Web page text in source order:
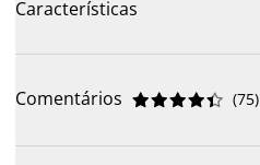
Características
Comentários 




 (75)